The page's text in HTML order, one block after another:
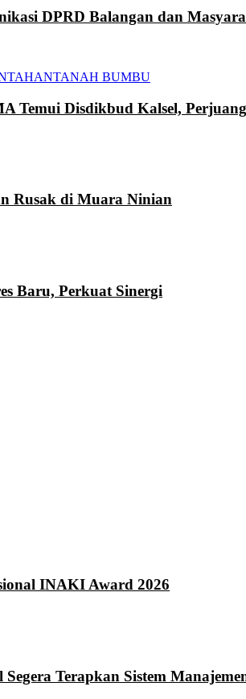
DPRD Balangan dan
TANAH BUMBU
Temui Disdikbud Kalsel,
Rusak di Muara Ninian
Baru, Perkuat Sinergi
INAKI Award 2026
Terapkan Sistem